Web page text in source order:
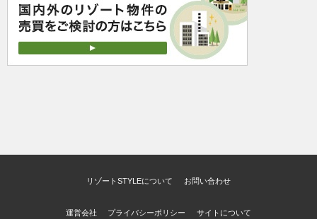
リゾートSTYLEについて お問い合わせ
運営会社 プライバシーポリシー サイトについて